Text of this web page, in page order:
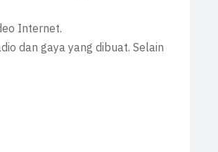
Internet.
dan gaya yang dibuat. Selain